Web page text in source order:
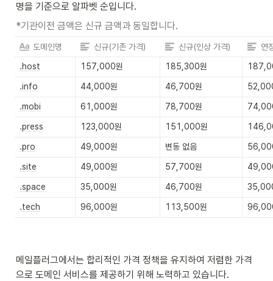
명을 기준으로 알파벳 순입니다.
*기관이전 금액은 신규 금액과 동일합니다.
도메인명 신규(기존 가격) 신규(인상 가격) 연
.host 157,000원 185,300원
.info 44,000원 46,700원
.mobi 61,000원 78,700원
.press 123,000원 151,000원
.pro 49,000원 변동 없음
.site 49,000원 57,700원
.space 35,000원 46,700원
.tech 96,000원 113,500원
메일플러그에서는 합리적인 가격 정책을 유지하여 저렴한 가격
으로 도메인 서비스를 제공하기 위해 노력하고 있습니다.